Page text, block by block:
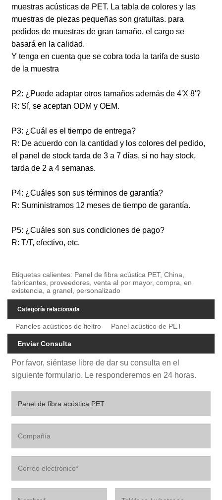
muestras acústicas de PET. La tabla de colores y las
muestras de piezas pequeñas son gratuitas. para
pedidos de muestras de gran tamaño, el cargo se
basará en la calidad.
Y tenga en cuenta que se cobra toda la tarifa de susto
de la muestra
P2: ¿Puede adaptar otros tamaños además de 4'X 8'?
R: Sí, se aceptan ODM y OEM.
P3: ¿Cuál es el tiempo de entrega?
R: De acuerdo con la cantidad y los colores del pedido,
el panel de stock tarda de 3 a 7 días, si no hay stock,
tarda de 2 a 4 semanas.
P4: ¿Cuáles son sus términos de garantía?
R: Suministramos 12 meses de tiempo de garantía.
P5: ¿Cuáles son sus condiciones de pago?
R: T/T, efectivo, etc.
Etiquetas calientes: Panel de fibra acústica PET, China,
fabricantes, proveedores, venta al por mayor, compra, en
existencia, a granel, personalizado
Categoría relacionada
Paneles acústicos de fieltro Panel acústico de PET
Enviar Consulta
Por favor, siéntase libre de dar su consulta en el
siguiente formulario. Le responderemos en 24 horas.